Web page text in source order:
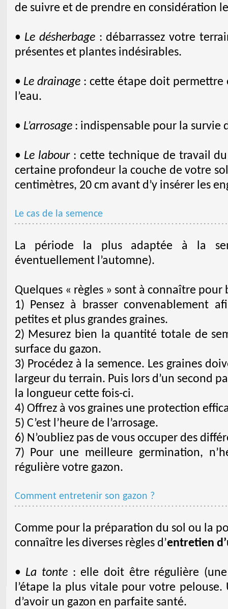
de suivre et de prendre en considération
• Le désherbage: débarrassez votre
présentes et plantes indésirables.
• Le drainage : cette étape doit permettre
l’eau.
• L’arrosage: indispensable pour la survie
• Le labour: cette technique de travail
certaine profondeur la couche de votre
centimètres, 20 cm avant d’y insérer les
Le cas de la semence
La période la plus adaptée à la
éventuellement l’automne).
Quelques « règles » sont à connaître pour
1) Pensez à brasser convenablement
petites et plus grandes graines.
2) Mesurez bien la quantité totale de
surface du gazon.
3) Procédez à la semence. Les graines
largeur du terrain. Puis lors d’un second
la longueur cette fois-ci.
4) Offrez à vos graines une protection
5) C’est l’heure de l’arrosage.
6) N’oubliez pas de vous occuper des
7) Pour une meilleure germination,
régulière votre gazon.
Comment entretenir son gazon ?
Comme pour la préparation du sol ou la
connaître les diverses règles d’entretien
• La tonte: elle doit être régulière (une
l’étape la plus vitale pour votre pelouse.
d’avoir un gazon en parfaite santé.